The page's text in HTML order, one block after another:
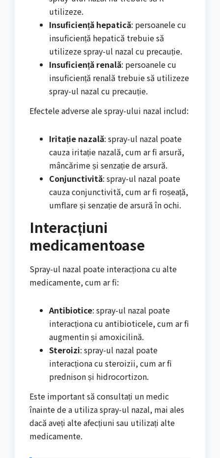
utilizeze.
Insuficiență hepatică: persoanele cu
insuficiență hepatică trebuie să
utilizeze spray-ul nazal cu precauție.
Insuficiență renală: persoanele cu
insuficiență renală trebuie să utilizeze
spray-ul nazal cu precauție.
Efectele adverse ale spray-ului nazal includ:
Iritație nazală: spray-ul nazal poate
cauza iritație nazală, cum ar fi arsură,
mâncărime și senzație de arsură.
Conjunctivită: spray-ul nazal poate
cauza conjunctivită, cum ar fi roșeață,
umflare și senzație de arsură în ochi.
Interacțiuni
medicamentoase
Spray-ul nazal poate interacționa cu alte
medicamente, cum ar fi:
Antibiotice: spray-ul nazal poate
interacționa cu antibioticele, cum ar fi
augmentin și amoxicilină.
Steroizi: spray-ul nazal poate
interacționa cu steroizii, cum ar fi
prednison și hidrocortizon.
Este important să consultați un medic
înainte de a utiliza spray-ul nazal, mai ales
dacă aveți alte afecțiuni sau utilizați alte
medicamente.